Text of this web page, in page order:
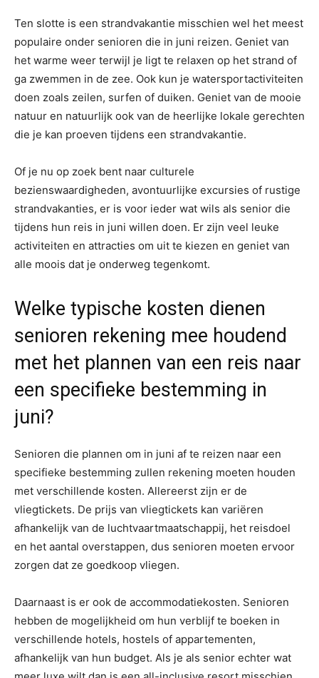
Ten slotte is een strandvakantie misschien wel het meest
populaire onder senioren die in juni reizen. Geniet van
het warme weer terwijl je ligt te relaxen op het strand of
ga zwemmen in de zee. Ook kun je watersportactiviteiten
doen zoals zeilen, surfen of duiken. Geniet van de mooie
natuur en natuurlijk ook van de heerlijke lokale gerechten
die je kan proeven tijdens een strandvakantie.
Of je nu op zoek bent naar culturele
bezienswaardigheden, avontuurlijke excursies of rustige
strandvakanties, er is voor ieder wat wils als senior die
tijdens hun reis in juni willen doen. Er zijn veel leuke
activiteiten en attracties om uit te kiezen en geniet van
alle moois dat je onderweg tegenkomt.
Welke typische kosten dienen
senioren rekening mee houdend
met het plannen van een reis naar
een specifieke bestemming in
juni?
Senioren die plannen om in juni af te reizen naar een
specifieke bestemming zullen rekening moeten houden
met verschillende kosten. Allereerst zijn er de
vliegtickets. De prijs van vliegtickets kan variëren
afhankelijk van de luchtvaartmaatschappij, het reisdoel
en het aantal overstappen, dus senioren moeten ervoor
zorgen dat ze goedkoop vliegen.
Daarnaast is er ook de accommodatiekosten. Senioren
hebben de mogelijkheid om hun verblijf te boeken in
verschillende hotels, hostels of appartementen,
afhankelijk van hun budget. Als je als senior echter wat